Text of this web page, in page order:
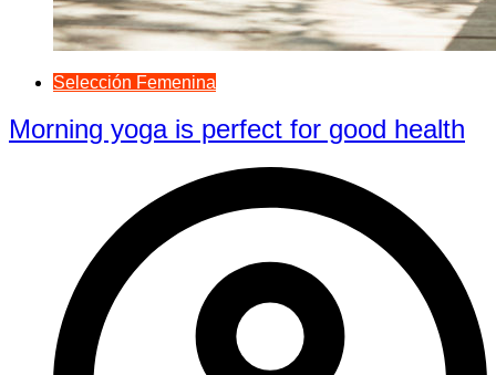
Selección Femenina
Morning yoga is perfect for good health